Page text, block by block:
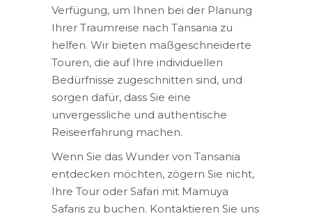
Verfügung, um Ihnen bei der Planung
Ihrer Traumreise nach Tansania zu
helfen. Wir bieten maßgeschneiderte
Touren, die auf Ihre individuellen
Bedürfnisse zugeschnitten sind, und
sorgen dafür, dass Sie eine
unvergessliche und authentische
Reiseerfahrung machen.
Wenn Sie das Wunder von Tansania
entdecken möchten, zögern Sie nicht,
Ihre Tour oder Safari mit Mamuya
Safaris zu buchen. Kontaktieren Sie uns